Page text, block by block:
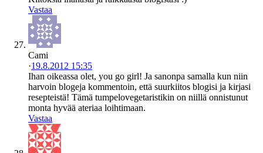
Vastaa
Cami
·19.8.2012 15:35
Ihan oikeassa olet, you go girl! Ja sanonpa samalla kun niin
harvoin blogeja kommentoin, että suurkiitos blogisi ja kirjasi
resepteistä! Tämä tumpelovegetaristikin on niillä onnistunut
monta hyvää ateriaa loihtimaan.
Vastaa